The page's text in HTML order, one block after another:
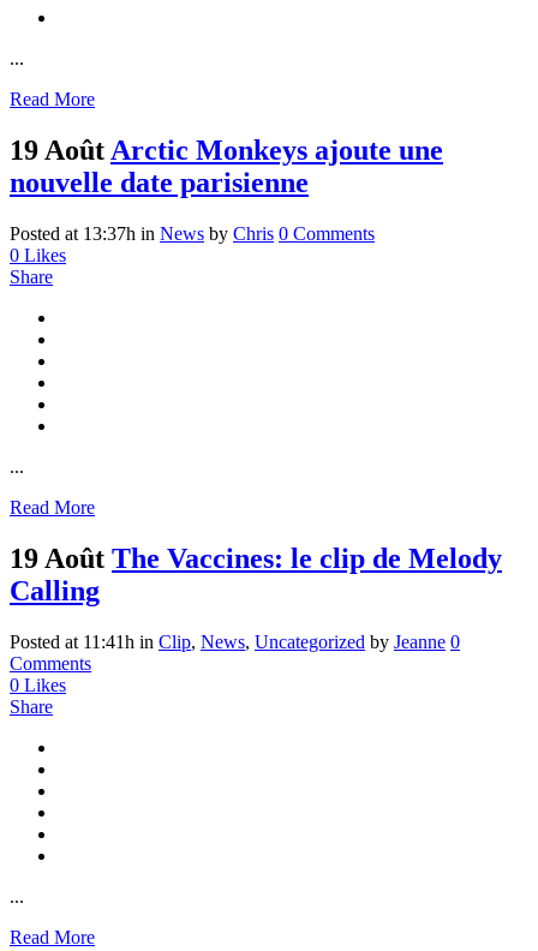
...
Read More
19 Août Arctic Monkeys ajoute une
nouvelle date parisienne
Posted at 13:37h in News by Chris 0 Comments
0 Likes
Share
...
Read More
19 Août The Vaccines: le clip de Melody
Calling
Posted at 11:41h in Clip, News, Uncategorized by Jeanne 0
Comments
0 Likes
Share
...
Read More